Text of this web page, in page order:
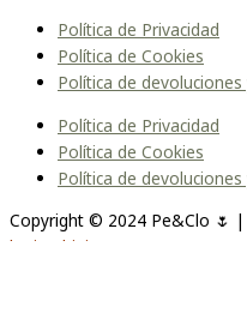
Política de Privacidad
Política de Cookies
Política de
Política de Privacidad
Política de Cookies
Política de
Copyright © 2024 Pe&Clo 🌷
lopipedrini